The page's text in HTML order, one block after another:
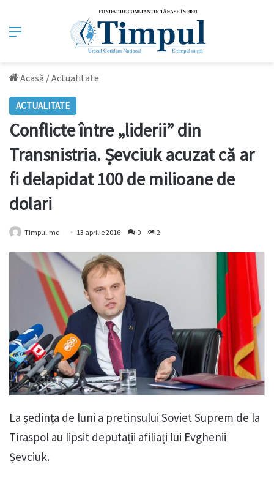
Meniu
Acasă /Actualitate
ACTUALITATE
Conflicte între „liderii” din
Transnistria. Șevciuk acuzat că ar
fi delapidat 100 de milioane de
dolari
Timpul.md 13 aprilie 2016 0 2
La ședința de luni a pretinsului Soviet Suprem de la
Tiraspol au lipsit deputații afiliați lui Evghenii
Șevciuk.